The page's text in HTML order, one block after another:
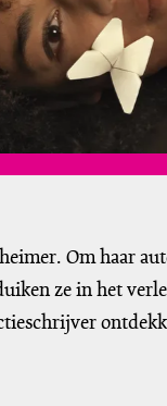
Om haar
ze in het